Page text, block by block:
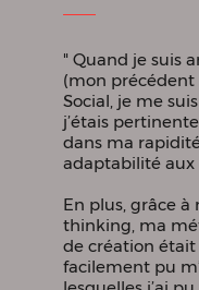
" Quand je suis
(mon précédent
Social, je me
j’étais
dans ma
adaptabilité aux
En plus, grâce à
thinking, ma
de création était
facilement pu